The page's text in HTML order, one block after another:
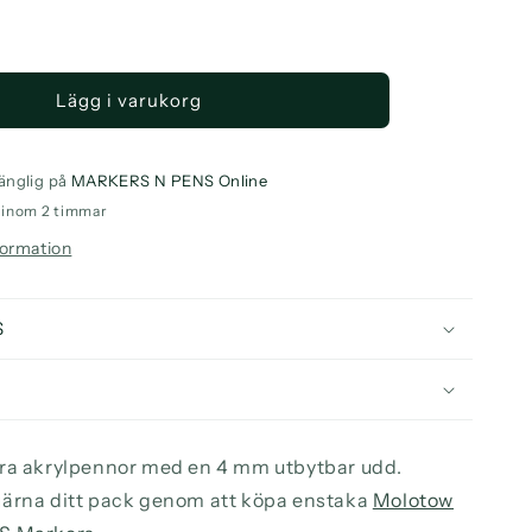
Lägg i varukorg
på MARKERS N PENS Online
2 timmar
akrylpennor med en 4 mm utbytbar udd.
ditt pack genom att köpa enstaka Molotow